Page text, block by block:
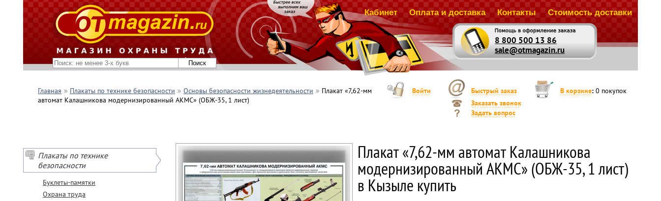
8 800 500 13 86
sale@otmagazin.ru
Кабинет Оплата и доставка Контакты Стоимость доставки
Главная Плакаты по технике безопасности Основы безопасности жизнедеятельности
Плакат «7,62-мм
автомат Калашникова модернизированный АКМС» (ОБЖ-35, 1 лист)
Войти Быстрый заказ В корзине: 0 покупок
Заказать звонок
Задать вопрос
Плакаты по технике
безопасности
Буклеты-памятки
Охрана труда
Плакат «7,62-мм автомат Калашникова
модернизированный АКМС» (ОБЖ-35, 1 лист)
в Кызыле купить